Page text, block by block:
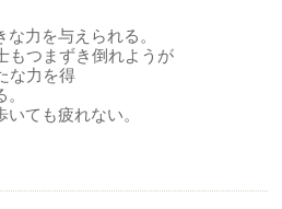
力を与えられる。
もつまずき倒れようが
な力を得
ても疲れない。